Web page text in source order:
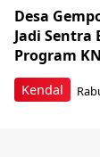
Kendal
Desa
Jadi
Program